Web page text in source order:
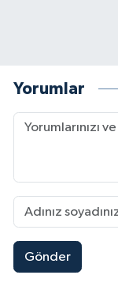
Yorumlar
Gönder